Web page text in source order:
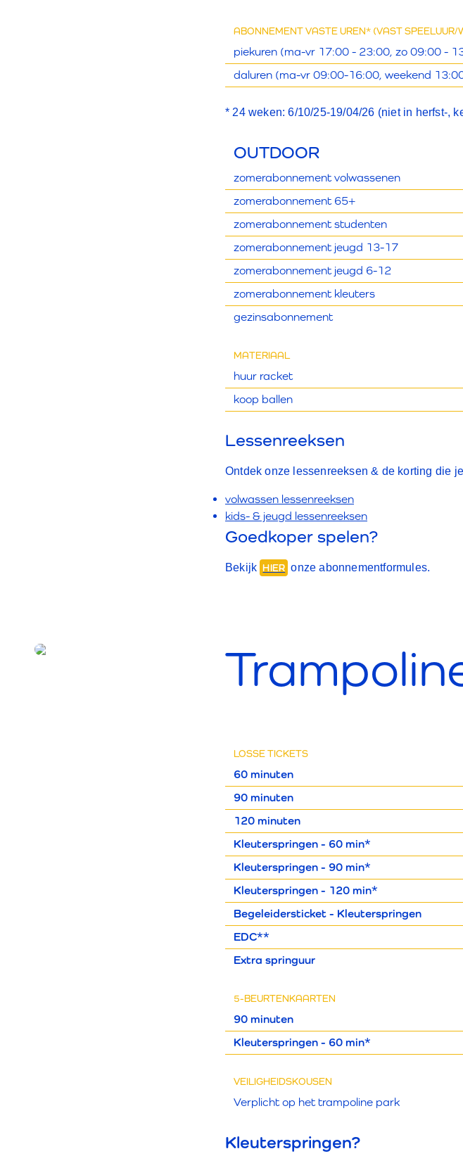
ABONNEMENT VASTE UREN* (VAST SPEELUUR/
piekuren (ma-vr 17:00 - 23:00, zo 09:00 -
daluren (ma-vr 09:00-16:00, weekend
* 24 weken: 6/10/25-19/04/26 (niet in herfst-,
OUTDOOR
zomerabonnement volwassenen
zomerabonnement 65+
zomerabonnement studenten
zomerabonnement jeugd 13-17
zomerabonnement jeugd 6-12
zomerabonnement kleuters
gezinsabonnement
MATERIAAL
huur racket
koop ballen
Lessenreeksen
Ontdek onze lessenreeksen & de korting die
volwassen lessenreeksen
kids- & jeugd lessenreeksen
Goedkoper spelen?
Bekijk HIER onze abonnementformules.
LOSSE TICKETS
60 minuten
90 minuten
120 minuten
Kleuterspringen - 60 min*
Kleuterspringen - 90 min*
Kleuterspringen - 120 min*
Begeleidersticket - Kleuterspringen
EDC**
Extra springuur
5-BEURTENKAARTEN
90 minuten
Kleuterspringen - 60 min*
VEILIGHEIDSKOUSEN
Verplicht op het trampoline park
Kleuterspringen?